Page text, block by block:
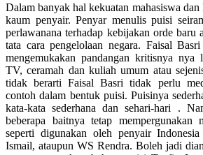
Dalam banyak hal kekuatan mahasiswa dan
kaum penyair. Penyar menulis puisi
perlawanana terhadap kebijakan orde baru
tata cara pengelolaan negara. Faisal
mengemukakan pandangan kritisnya nya
TV, ceramah dan kuliah umum atau
tidak berarti Faisal Basri tidak perlu
contoh dalam bentuk puisi. Puisinya
kata-kata sederhana dan sehari-hari .
beberapa baitnya tetap mempergunakan
seperti digunakan oleh penyair
Ismail, ataupun WS Rendra. Boleh jadi